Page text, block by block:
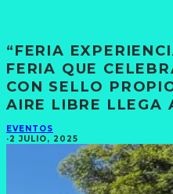
“FERIA
FERIA QUE
CON SELLO
AIRE LIBRE LLEGA
EVENTOS
·2 JULIO, 2025